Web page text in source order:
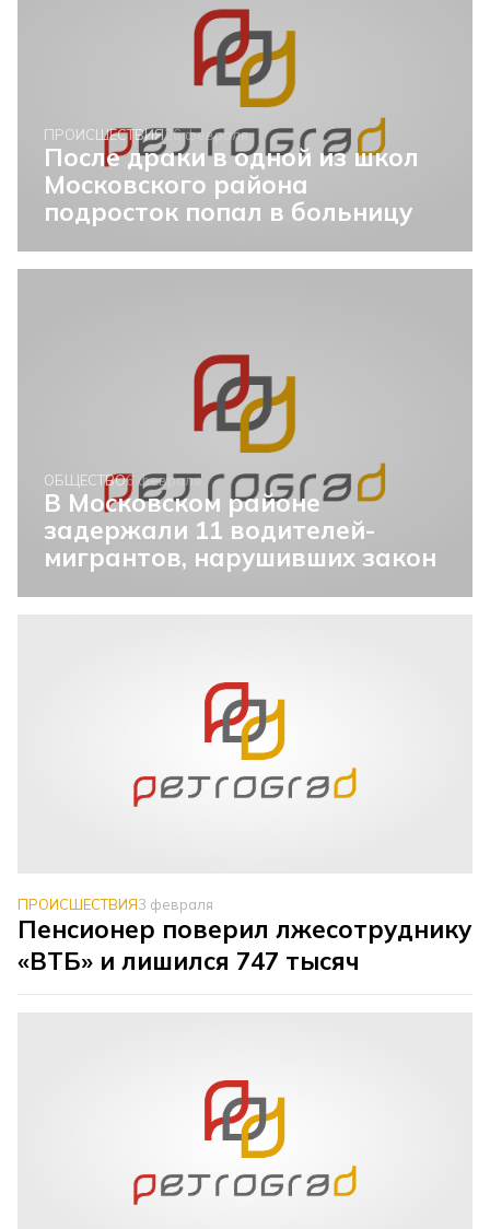
ПРОИСШЕСТВИЯ26 февраля
После драки в одной из школ
Московского района
подросток попал в больницу
ОБЩЕСТВО6 февраля
В Московском районе
задержали 11 водителей-
мигрантов, нарушивших закон
ПРОИСШЕСТВИЯ3 февраля
Пенсионер поверил лжесотруднику
«ВТБ» и лишился 747 тысяч